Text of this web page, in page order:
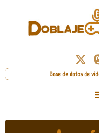
Base de datos de